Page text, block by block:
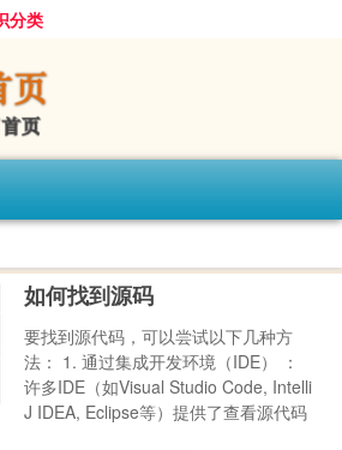
分类
如何找到源码
要找到源代码，可以尝试以下几种方
法： 1. 通过集成开发环境（IDE） ：
许多IDE（如Visual Studio Code, Intelli
J IDEA, Eclipse等）提供了查看源代码